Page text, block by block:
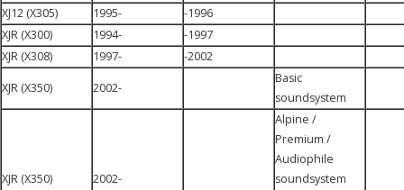
XJ12 (X305)
1995-
-1996
XJR (X300)
1994-
-1997
XJR (X308)
1997- -2002
XJR (X350) 2002-
Basic
soundsystem
XJR (X350) 2002-
Alpine /
Premium /
Audiophile
soundsystem